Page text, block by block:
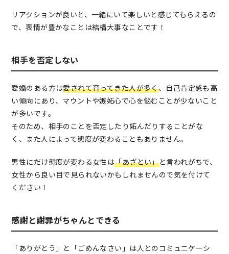
リアクションが良いと、一緒にいて楽しいと感じてもらえるの
で、表情が豊かなことは結構大事なことです！
相手を否定しない
愛嬌のある方は愛されて育ってきた人が多く、自己肯定感も高
い傾向にあり、マウントや嫉妬心で心を悩むことが少ないこと
が多いです。
そのため、相手のことを否定したり妬んだりすることがな
く、また人によって態度が変わることもありません。
男性にだけ態度が変わる女性は「あざとい」と言われがちで、
女性から良い目で見られないかもしれませんので気を付けて
ください！
感謝と謝罪がちゃんとできる
「ありがとう」と「ごめんなさい」は人とのコミュニケーシ